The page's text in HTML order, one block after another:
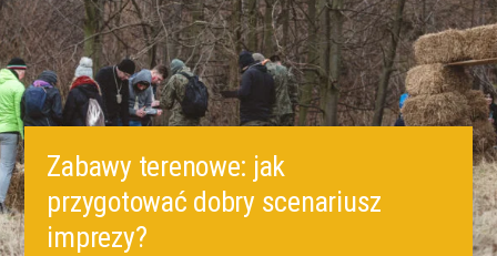
Zabawy terenowe: jak
przygotować dobry scenariusz
imprezy?